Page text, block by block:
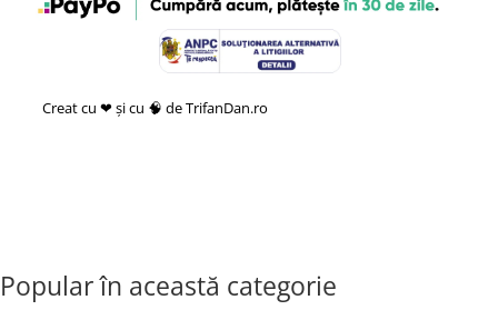
Creat cu ❤ și cu 🧠 de TrifanDan.ro
Popular în această categorie